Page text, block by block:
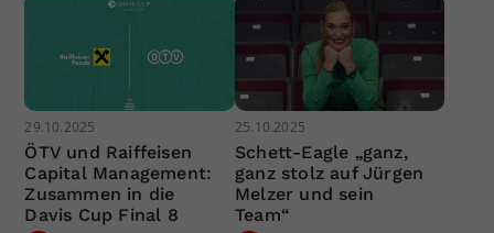
29.10.2025
ÖTV und Raiffeisen
Capital Management:
Zusammen in die
Davis Cup Final 8
25.10.2025
Schett-Eagle „ganz,
ganz stolz auf Jürgen
Melzer und sein
Team“